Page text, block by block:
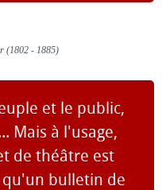
(1802 - 1885)
et le public,
Mais à l'usage,
de théâtre est
bulletin de